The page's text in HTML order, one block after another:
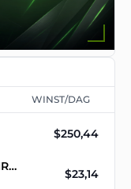
WINST/DAG
$250,44
Bitmain Antminer X9 XMR RandomX ASIC Miner
$23,14